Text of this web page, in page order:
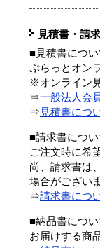
見積書・請
■見積書につい
ぷらっとオン
※オンライン
⇒一般法人会
⇒ 見積書につ
■請求書につい
ご注文時に希
尚、請求書は
場合がござい
⇒請求書につ
■納品書につい
お届けする商